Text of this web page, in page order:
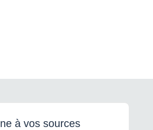
à vos sources